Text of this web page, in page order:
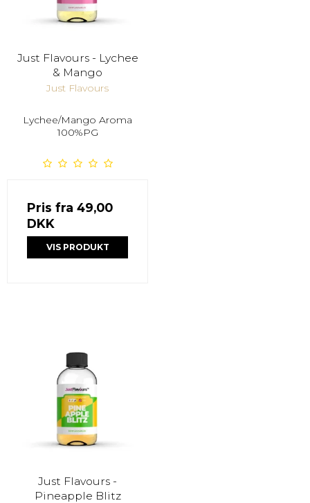
Just Flavours - Lychee
& Mango
Just Flavours
Lychee/Mango Aroma
100%PG
Pris fra 49,00
DKK
VIS PRODUKT
Just Flavours -
Pineapple Blitz